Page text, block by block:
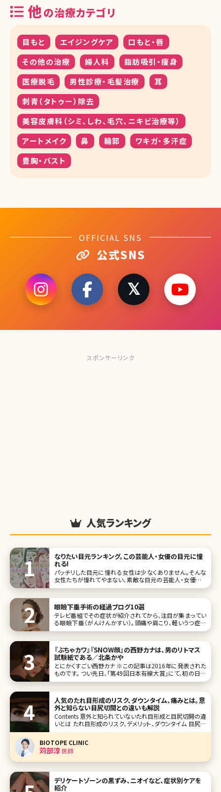
他の治療カテゴリ
目もと エイジングケア
口もと・唇
その他の治療
婦人科
脂肪吸引・痩身
医療脱毛
男性診療・毛髪治療
耳
刺青（タトゥー）除去
美容皮膚科（シミ、しわ、毛穴、ニキビ治療等）
アートメイク
鼻 輪郭
ワキガ・多汗症
豊胸・バスト
OFFICIAL SNS
公式SNS
スポンサーリンク
人気ランキング
なりたい目元ランキング。この芸能人・女優の目元に憧
れる!
パッチリした目元に憧れる女性は少なくありません。そんな
女性たちが憧れてやまない、素敵な目元の芸能人・女優をラ
ンキングにしました!ランキングに出ている芸能人・女優さん
眼瞼下垂手術の経過ブログ10選
テレビ番組でその症状が紹介されてから、注目が集まってい
る眼瞼下垂（がんけんかすい）。頭痛や肩こり、軽いうつ症状
やおでこのしわまで、女性にとって気になる症状の原因にも
も言われている今、「私も眼瞼下垂なのかも?」と悩んでいる
方は多いのではないでしょう
『ぶちゃカワ』『SNOW顔』の西野カナは、男のリトマス
試験紙である／北条かや
とにかくすごい西野カナ ※この記事は2016年に発表された
ものです。 つい先日、「第49回日本有線大賞」にて、初の日本
有線大賞を受賞した西野カナ。デビューした10代の頃から、
にのせて歌い続ける。男女ともにファンが多い。なんとなく凄
いのだろう、
人気のたれ目形成のリスク、ダウンタイム、痛みとは。意
外と知らない目尻切開との違いも解説
Contents 意外と知られていないたれ目形成と目尻切開の違
いとは たれ目形成のリスク、デメリット、ダウンタイム 目尻切
開のリスク、デメリット、ダウンタイム たれ目形成と併用する
成は当院でもよく行っている手術です
BIOTOPE CLINIC
苅部淳医師
デリケートゾーンの黒ずみ、ニオイなど、症状別ケアを
紹介